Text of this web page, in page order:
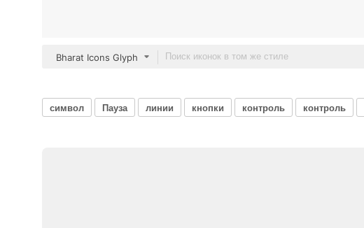
Bharat Icons Glyph
символ Пауза линии кнопки контроль контроль